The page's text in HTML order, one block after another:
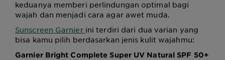
keduanya memberi perlindungan optimal bagi
wajah dan menjadi cara agar awet muda.
Sunscreen Garnier ini terdiri dari dua varian yang
bisa kamu pilih berdasarkan jenis kulit wajahmu:
Garnier Bright Complete Super UV Natural SPF 50+